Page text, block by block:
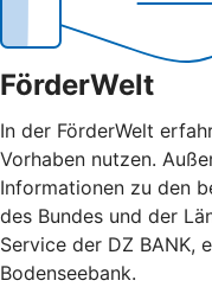
FörderWelt
In der FörderWelt
Vorhaben nutzen.
Informationen zu den
des Bundes und der
Service der DZ BANK,
Bodenseebank.